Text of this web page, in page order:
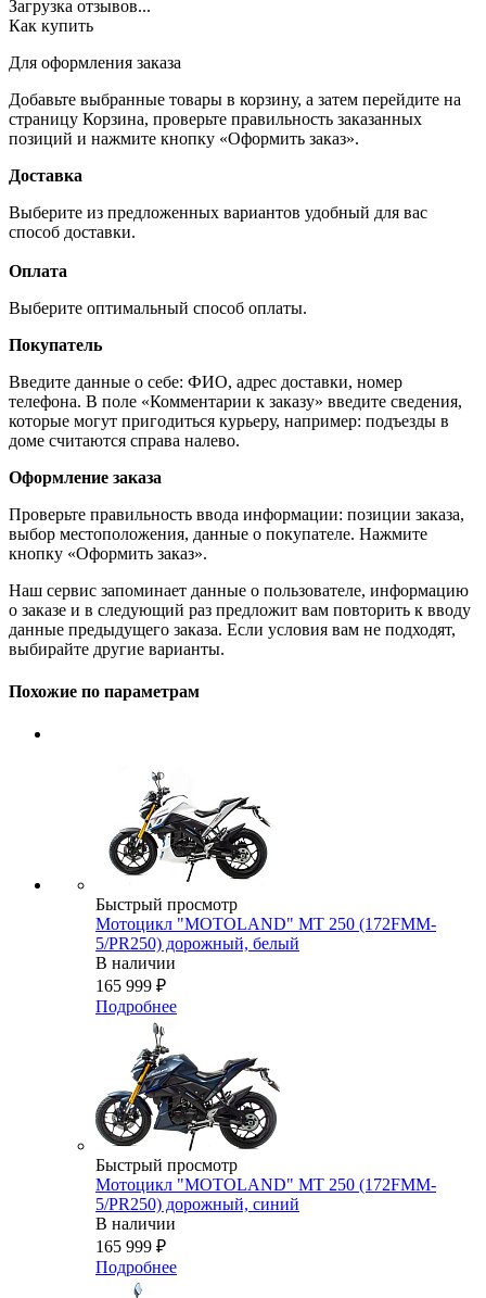
Загрузка отзывов...
Как купить
Для оформления заказа
Добавьте выбранные товары в корзину, а затем перейдите на
страницу Корзина, проверьте правильность заказанных
позиций и нажмите кнопку «Оформить заказ».
Доставка
Выберите из предложенных вариантов удобный для вас
способ доставки.
Оплата
Выберите оптимальный способ оплаты.
Покупатель
Введите данные о себе: ФИО, адрес доставки, номер
телефона. В поле «Комментарии к заказу» введите сведения,
которые могут пригодиться курьеру, например: подъезды в
доме считаются справа налево.
Оформление заказа
Проверьте правильность ввода информации: позиции заказа,
выбор местоположения, данные о покупателе. Нажмите
кнопку «Оформить заказ».
Наш сервис запоминает данные о пользователе, информацию
о заказе и в следующий раз предложит вам повторить к вводу
данные предыдущего заказа. Если условия вам не подходят,
выбирайте другие варианты.
Похожие по параметрам
Быстрый просмотр
Мотоцикл "MOTOLAND" MT 250 (172FMM-
5/PR250) дорожный, белый
В наличии
165 999 ₽
Подробнее
Быстрый просмотр
Мотоцикл "MOTOLAND" MT 250 (172FMM-
5/PR250) дорожный, синий
В наличии
165 999 ₽
Подробнее